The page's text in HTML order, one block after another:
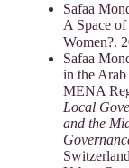
Safaa
A Space
Women?.
Safaa
in the
MENA
Local
and the